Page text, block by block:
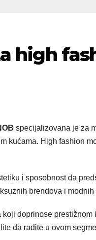
high
specijalizovana je za
kućama. High fashion
i sposobnost da
brendova i modnih
doprinose prestižnom
da radite u ovom